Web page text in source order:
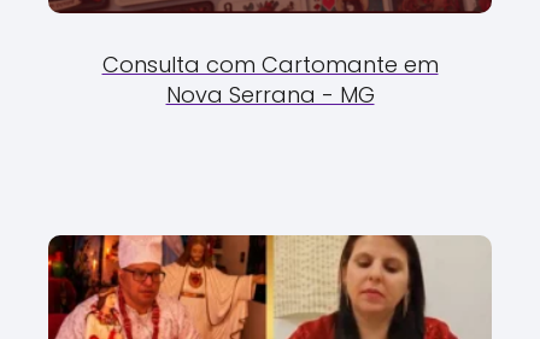
Consulta com Cartomante em
Nova Serrana - MG